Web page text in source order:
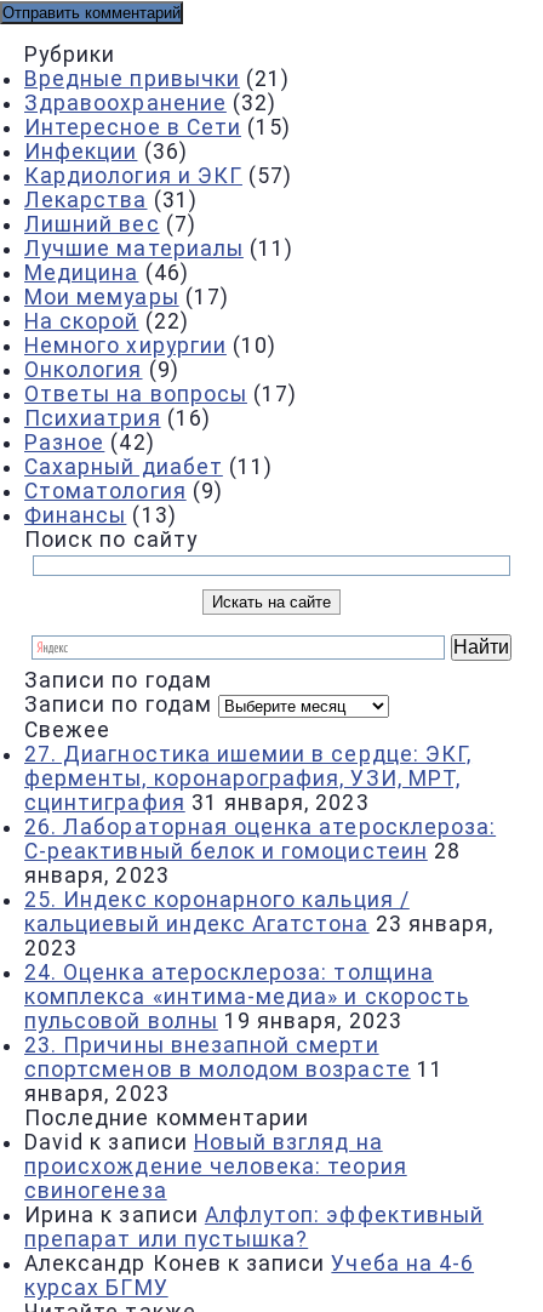
Рубрики
Вредные привычки (21)
Здравоохранение (32)
Интересное в Сети (15)
Инфекции (36)
Кардиология и ЭКГ (57)
Лекарства (31)
Лишний вес (7)
Лучшие материалы (11)
Медицина (46)
Мои мемуары (17)
На скорой (22)
Немного хирургии (10)
Онкология (9)
Ответы на вопросы (17)
Психиатрия (16)
Разное (42)
Сахарный диабет (11)
Стоматология (9)
Финансы (13)
Поиск по сайту
Записи по годам
Записи по годам
Свежее
27. Диагностика ишемии в сердце: ЭКГ,
ферменты, коронарография, УЗИ, МРТ,
сцинтиграфия 31 января, 2023
26. Лабораторная оценка атеросклероза:
С-реактивный белок и гомоцистеин 28
января, 2023
25. Индекс коронарного кальция /
кальциевый индекс Агатстона 23 января,
2023
24. Оценка атеросклероза: толщина
комплекса «интима-медиа» и скорость
пульсовой волны 19 января, 2023
23. Причины внезапной смерти
спортсменов в молодом возрасте 11
января, 2023
Последние комментарии
David к записи Новый взгляд на
происхождение человека: теория
свиногенеза
Ирина к записи Алфлутоп: эффективный
препарат или пустышка?
Александр Конев к записиУчеба на 4-6
курсах БГМУ